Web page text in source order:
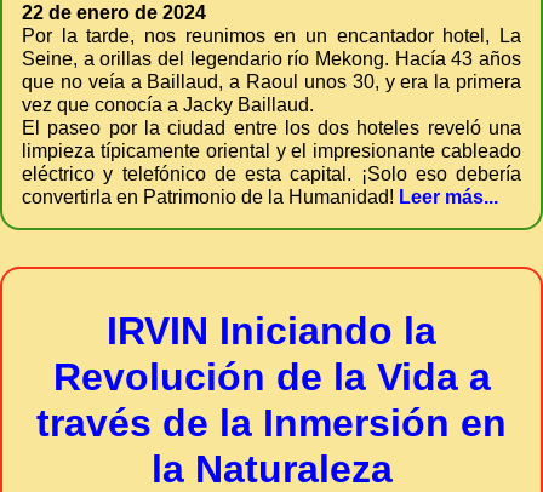
22 de enero de 2024
Por la tarde, nos reunimos en un encantador hotel, La
Seine, a orillas del legendario río Mekong. Hacía 43 años
que no veía a Baillaud, a Raoul unos 30, y era la primera
vez que conocía a Jacky Baillaud.
El paseo por la ciudad entre los dos hoteles reveló una
limpieza típicamente oriental y el impresionante cableado
eléctrico y telefónico de esta capital. ¡Solo eso debería
convertirla en Patrimonio de la Humanidad! Leer más...
IRVIN Iniciando la
Revolución de la Vida a
través de la Inmersión en
la Naturaleza